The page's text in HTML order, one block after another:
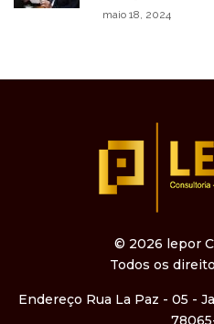
maio 18, 2024
© 2026 lepor
Todos os
Endereço Rua La Paz - 05 -